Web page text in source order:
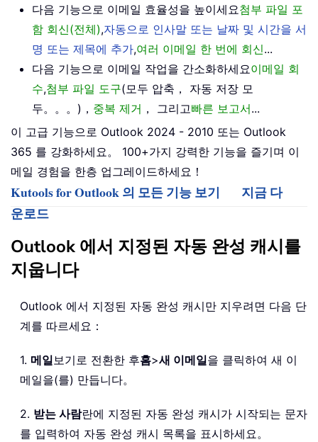
다음 기능으로 이메일 효율성을 높이세요첨부 파일 포
함 회신(전체),자동으로 인사말 또는 날짜 및 시간을 서
명 또는 제목에 추가,여러 이메일 한 번에 회신...
다음 기능으로 이메일 작업을 간소화하세요이메일 회
수,첨부 파일 도구(모두 압축， 자동 저장 모
두。。。)， 중복 제거 ， 그리고빠른 보고서...
이 고급 기능으로 Outlook 2024 - 2010 또는 Outlook
365 를 강화하세요。 100+가지 강력한 기능을 즐기며 이
메일 경험을 한층 업그레이드하세요！
Kutools for Outlook 의 모든 기능 보기
지금 다
운로드
Outlook 에서 지정된 자동 완성 캐시를
지웁니다
Outlook 에서 지정된 자동 완성 캐시만 지우려면 다음 단
계를 따르세요：
1. 메일보기로 전환한 후홈>새 이메일을 클릭하여 새 이
메일을(를) 만듭니다。
2. 받는 사람란에 지정된 자동 완성 캐시가 시작되는 문자
를 입력하여 자동 완성 캐시 목록을 표시하세요。